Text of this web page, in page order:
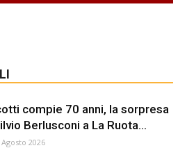
compie 70 anni, la sorpresa
Berlusconi a La Ruota...
Agosto 2026